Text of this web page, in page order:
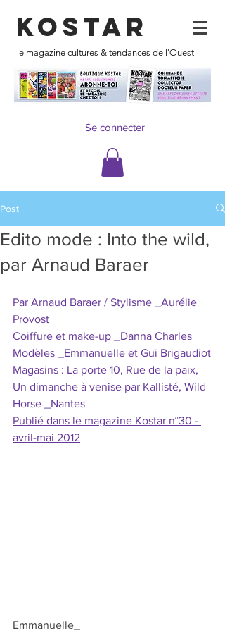
KOSTAR
le magazine cultures & tendances de l'Ouest
Se connecter
Post
Edito mode : Into the wild,
par Arnaud Baraer
Par Arnaud Baraer / Stylisme _Aurélie
Provost
Coiffure et make-up _Danna Charles
Modèles _Emmanuelle et Gui Brigaudiot
Magasins : La porte 10, Rue de la paix,
Un dimanche à venise par Kallisté, Wild
Horse _Nantes
Publié dans le magazine Kostar n°30 -
avril-mai 2012
Emmanuelle_